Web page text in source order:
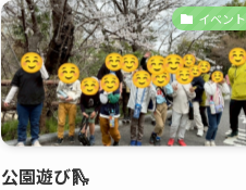
イベント
公園遊び🛝